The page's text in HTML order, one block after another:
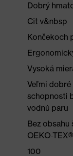
Dobrý
Cit v&nbsp
Končekoch
Vysoká
Veľmi
schopnosti
vodnú paru
Bez
OEKO-
100